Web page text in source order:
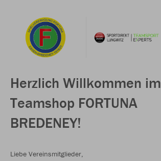
Herzlich Willkommen im
Teamshop FORTUNA
BREDENEY!
Liebe Vereinsmitglieder,